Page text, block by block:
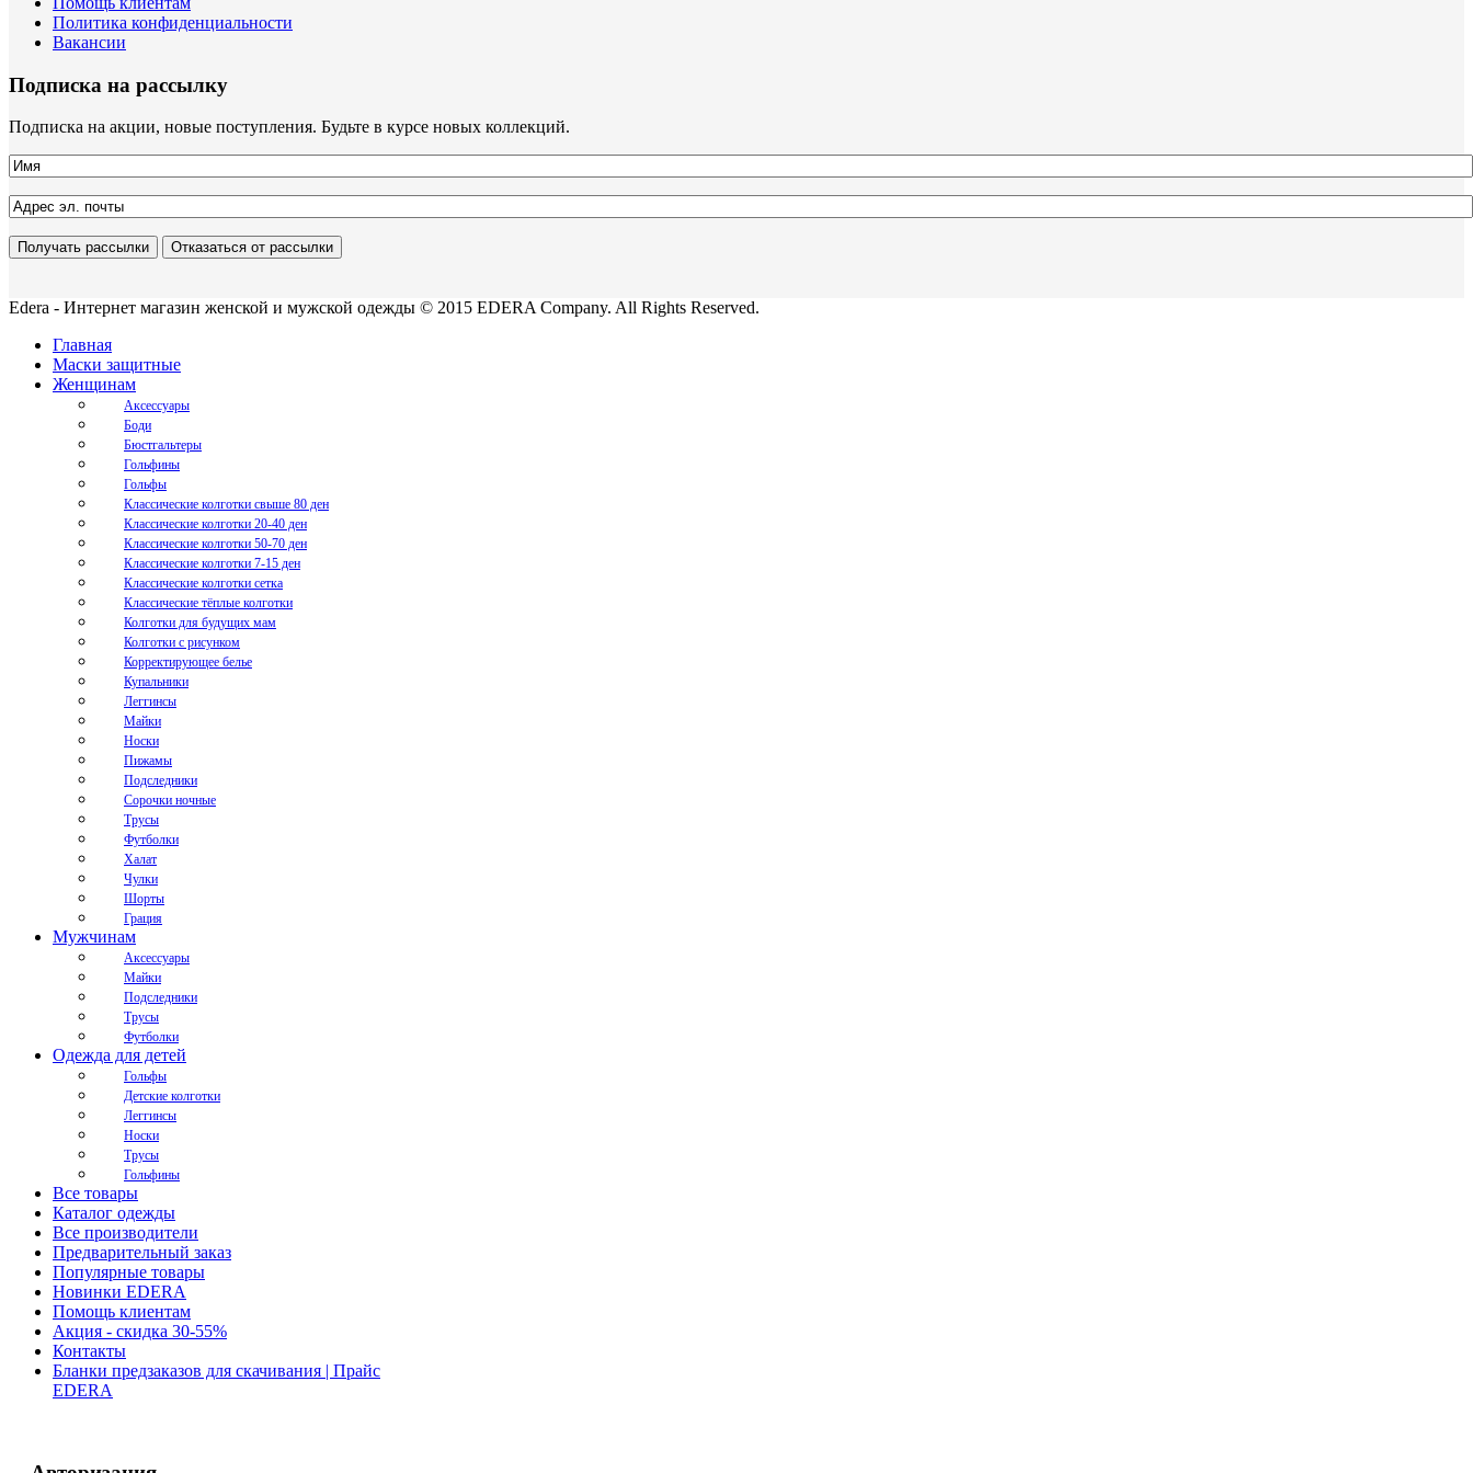
Политика конфиденциальности
Вакансии
Подписка на рассылку
Подписка на акции, новые поступления. Будьте в курсе новых коллекций.
Edera - Интернет магазин женской и мужской одежды © 2015 EDERA Company. All Rights Reserved.
Главная
Маски защитные
Женщинам
Аксессуары
Боди
Бюстгальтеры
Гольфины
Гольфы
Классические колготки свыше 80 ден
Классические колготки 20-40 ден
Классические колготки 50-70 ден
Классические колготки 7-15 ден
Классические колготки сетка
Классические тёплые колготки
Колготки для будущих мам
Колготки с рисунком
Корректирующее белье
Купальники
Леггинсы
Майки
Носки
Пижамы
Подследники
Сорочки ночные
Трусы
Футболки
Халат
Чулки
Шорты
Грация
Мужчинам
Аксессуары
Майки
Подследники
Трусы
Футболки
Одежда для детей
Гольфы
Детские колготки
Леггинсы
Носки
Трусы
Гольфины
Все товары
Каталог одежды
Все производители
Предварительный заказ
Популярные товары
Новинки EDERA
Помощь клиентам
Акция - скидка 30-55%
Контакты
Бланки предзаказов для скачивания | Прайс
EDERA